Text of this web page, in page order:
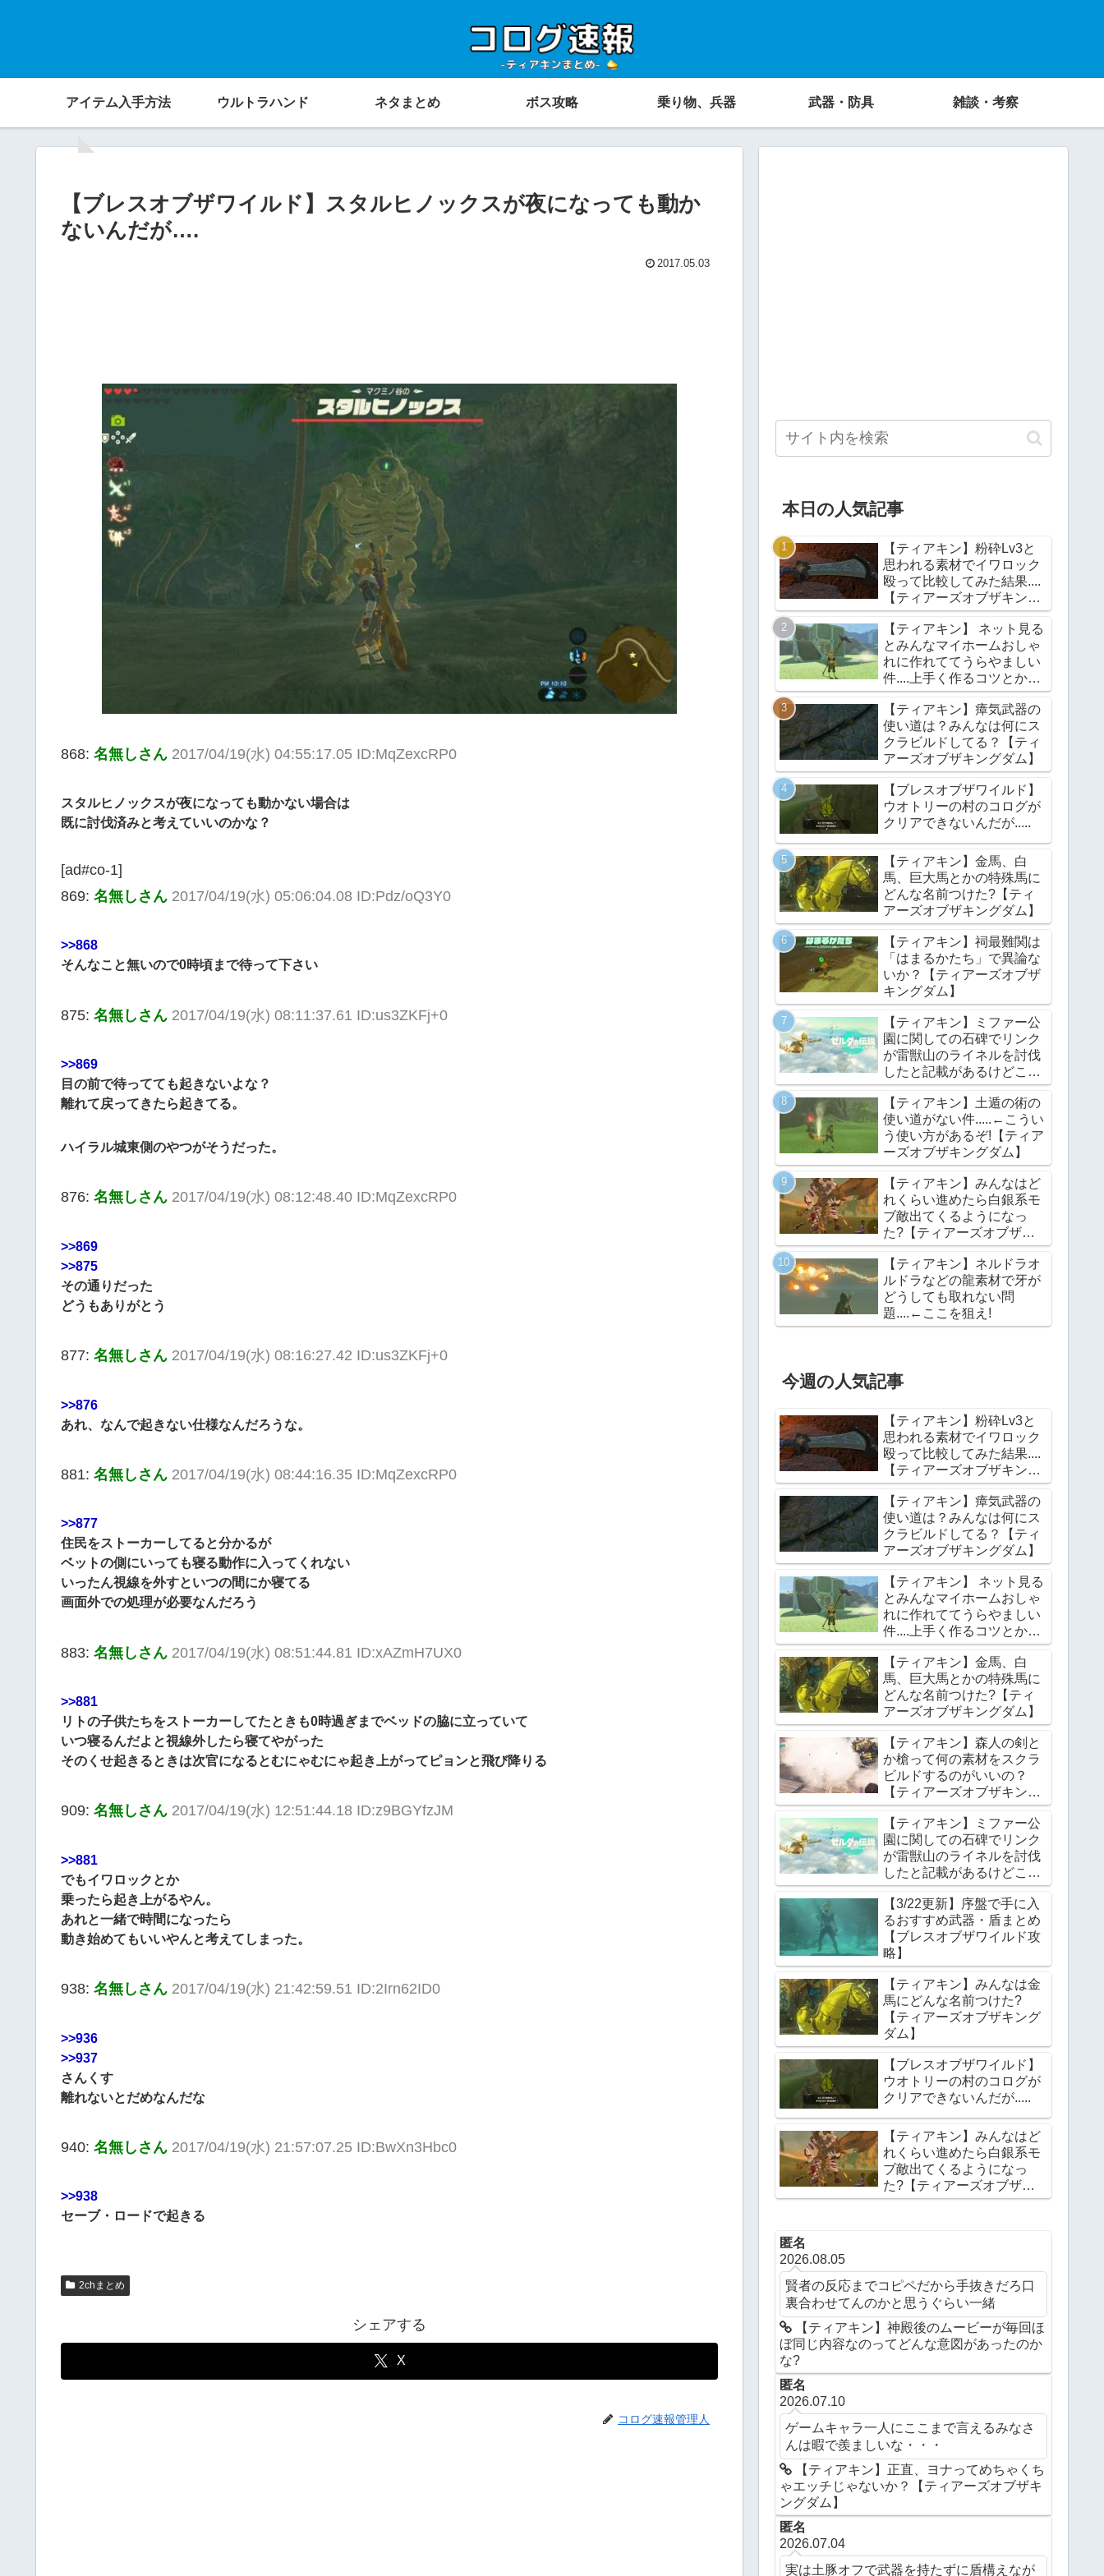
アイテム入手方法 ウルトラハンド ネタまとめ ボス攻略 乗り物、兵器 武器・防具 雑談・考察
【ブレスオブザワイルド】スタルヒノックスが夜になっても動か
ないんだが….
2017.05.03
868: 名無しさん 2017/04/19(水) 04:55:17.05 ID:MqZexcRP0
スタルヒノックスが夜になっても動かない場合は
既に討伐済みと考えていいのかな？
[ad#co-1]
869: 名無しさん 2017/04/19(水) 05:06:04.08 ID:Pdz/oQ3Y0
>>868
そんなこと無いので0時頃まで待って下さい
875: 名無しさん 2017/04/19(水) 08:11:37.61 ID:us3ZKFj+0
>>869
目の前で待ってても起きないよな？
離れて戻ってきたら起きてる。
ハイラル城東側のやつがそうだった。
876: 名無しさん 2017/04/19(水) 08:12:48.40 ID:MqZexcRP0
>>869
>>875
その通りだった
どうもありがとう
877: 名無しさん 2017/04/19(水) 08:16:27.42 ID:us3ZKFj+0
>>876
あれ、なんで起きない仕様なんだろうな。
881: 名無しさん 2017/04/19(水) 08:44:16.35 ID:MqZexcRP0
>>877
住民をストーカーしてると分かるが
ベットの側にいっても寝る動作に入ってくれない
いったん視線を外すといつの間にか寝てる
画面外での処理が必要なんだろう
883: 名無しさん 2017/04/19(水) 08:51:44.81 ID:xAZmH7UX0
>>881
リトの子供たちをストーカーしてたときも0時過ぎまでベッドの脇に立っていて
いつ寝るんだよと視線外したら寝てやがった
そのくせ起きるときは次官になるとむにゃむにゃ起き上がってピョンと飛び降りる
909: 名無しさん 2017/04/19(水) 12:51:44.18 ID:z9BGYfzJM
>>881
でもイワロックとか
乗ったら起き上がるやん。
あれと一緒で時間になったら
動き始めてもいいやんと考えてしまった。
938: 名無しさん 2017/04/19(水) 21:42:59.51 ID:2Irn62ID0
>>936
>>937
さんくす
離れないとだめなんだな
940: 名無しさん 2017/04/19(水) 21:57:07.25 ID:BwXn3Hbc0
>>938
セーブ・ロードで起きる
2chまとめ
シェアする
X
コログ速報管理人
本日の人気記事
【ティアキン】粉砕Lv3と
思われる素材でイワロック
殴って比較してみた結果....
【ティアーズオブザキング
ダム】
【ティアキン】 ネット見る
とみんなマイホームおしゃ
れに作れててうらやましい
件....上手く作るコツとかあ
る？【ティアーズオブザキ
ングダム】
【ティアキン】瘴気武器の
使い道は？みんなは何にス
クラビルドしてる？【ティ
アーズオブザキングダム】
【ブレスオブザワイルド】
ウオトリーの村のコログが
クリアできないんだが.....
【ティアキン】金馬、白
馬、巨大馬とかの特殊馬に
どんな名前つけた?【ティ
アーズオブザキングダム】
【ティアキン】祠最難関は
「はまるかたち」で異論な
いか？【ティアーズオブザ
キングダム】
【ティアキン】ミファー公
園に関しての石碑でリンク
が雷獣山のライネルを討伐
したと記載があるけどこれ
っていつの話?【ティアー
ズオブザキングダム】
【ティアキン】土遁の術の
使い道がない件.....←こうい
う使い方があるぞ!【ティア
ーズオブザキングダム】
【ティアキン】みんなはど
れくらい進めたら白銀系モ
ブ敵出てくるようになっ
た?【ティアーズオブザキ
ングダム】
【ティアキン】ネルドラオ
ルドラなどの龍素材で牙が
どうしても取れない問
題....←ここを狙え!
今週の人気記事
【ティアキン】粉砕Lv3と
思われる素材でイワロック
殴って比較してみた結果....
【ティアーズオブザキング
ダム】
【ティアキン】瘴気武器の
使い道は？みんなは何にス
クラビルドしてる？【ティ
アーズオブザキングダム】
【ティアキン】 ネット見る
とみんなマイホームおしゃ
れに作れててうらやましい
件....上手く作るコツとかあ
る？【ティアーズオブザキ
ングダム】
【ティアキン】金馬、白
馬、巨大馬とかの特殊馬に
どんな名前つけた?【ティ
アーズオブザキングダム】
【ティアキン】森人の剣と
か槍って何の素材をスクラ
ビルドするのがいいの？
【ティアーズオブザキング
ダム】
【ティアキン】ミファー公
園に関しての石碑でリンク
が雷獣山のライネルを討伐
したと記載があるけどこれ
っていつの話?【ティアー
ズオブザキングダム】
【3/22更新】序盤で手に入
るおすすめ武器・盾まとめ
【ブレスオブザワイルド攻
略】
【ティアキン】みんなは金
馬にどんな名前つけた?
【ティアーズオブザキング
ダム】
【ブレスオブザワイルド】
ウオトリーの村のコログが
クリアできないんだが.....
【ティアキン】みんなはど
れくらい進めたら白銀系モ
ブ敵出てくるようになっ
た?【ティアーズオブザキ
ングダム】
匿名
2026.08.05
賢者の反応までコピペだから手抜きだろ口
裏合わせてんのかと思うぐらい一緒
【ティアキン】神殿後のムービーが毎回ほ
ぼ同じ内容なのってどんな意図があったのか
な?
匿名
2026.07.10
ゲームキャラ一人にここまで言えるみなさ
んは暇で羨ましいな・・・
【ティアキン】正直、ヨナってめちゃくち
ゃエッチじゃないか？【ティアーズオブザキ
ングダム】
匿名
2026.07.04
実は土豚オフで武器を持たずに盾構えなが